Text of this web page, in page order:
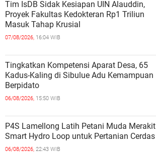
Tim IsDB Sidak Kesiapan UIN Alauddin,
Proyek Fakultas Kedokteran Rp1 Triliun
Masuk Tahap Krusial
07/08/2026, 16:04 WIB
Tingkatkan Kompetensi Aparat Desa, 65
Kadus-Kaling di Sibulue Adu Kemampuan
Berpidato
06/08/2026, 15:50 WIB
P4S Lamellong Latih Petani Muda Merakit
Smart Hydro Loop untuk Pertanian Cerdas
06/08/2026, 22:43 WIB